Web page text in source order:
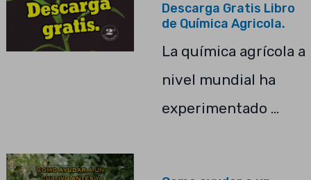
Descarga Gratis Libro
de Química Agricola.
La química agrícola a
nivel mundial ha
experimentado …